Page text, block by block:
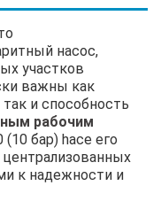
насос,
участков
важны как
и способность
рабочим
(10 бар) hace его
к надежности и